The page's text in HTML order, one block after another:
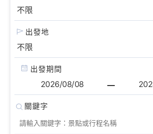
出發地
出發期間